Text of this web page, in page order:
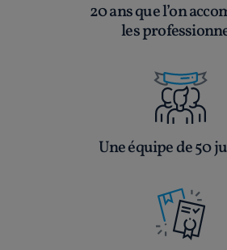
20 ans que l’on
les
Une équipe de 50